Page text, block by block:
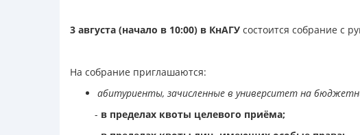
3 августа (начало в 10:00) в КнАГУ состоится собрание с
На собрание приглашаются:
абитуриенты, зачисленные в университет на
- в пределах квоты целевого приёма;